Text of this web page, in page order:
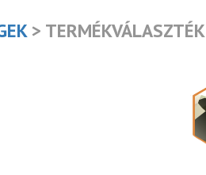
> TERMÉKVÁLASZTÉK